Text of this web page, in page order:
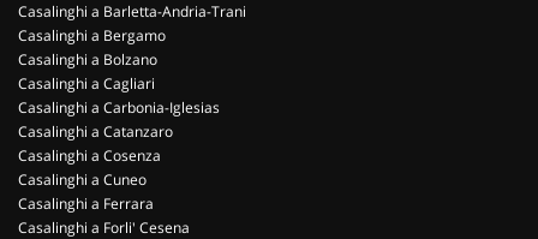
Casalinghi a Barletta-Andria-Trani
Casalinghi a Bergamo
Casalinghi a Bolzano
Casalinghi a Cagliari
Casalinghi a Carbonia-Iglesias
Casalinghi a Catanzaro
Casalinghi a Cosenza
Casalinghi a Cuneo
Casalinghi a Ferrara
Casalinghi a Forli' Cesena